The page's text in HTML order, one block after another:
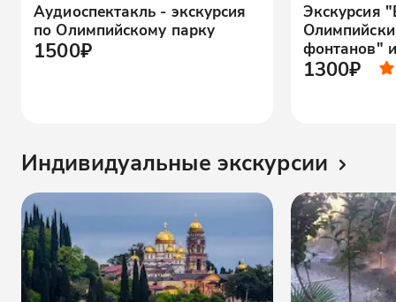
Аудиоспектакль - экскурсия
по Олимпийскому парку
1500₽
Экскурсия
фонтанов"
1300₽
Индивидуальные экскурсии